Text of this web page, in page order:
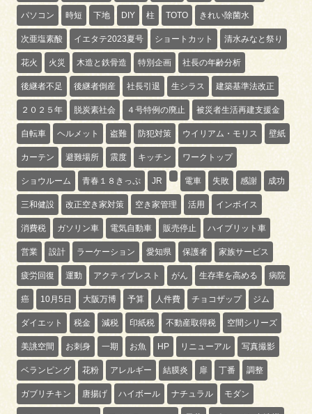
パソコン 時短 下地 DIY 柱 TOTO きれい除菌水
次亜塩素酸 イエタテ2023夏号 ショートカット 清水みなと祭り
花火 火災 木造と鉄骨造 特別企画 社長の年齢分析
後継者不足 後継者倒産 社長引退 生シラス 建築基準法改正
２０２５年 脱炭素社会 ４号特例の廃止 被災者生活再建支援金
自転車 ヘルメット 盗難 防犯対策 ウイリアム・モリス 壁紙
カーテン 避難場所 震度 キッチン ワークトップ
ショウルーム 青春１８きっぷ JR 電車 失敗 感謝 成功
三和健設 改正空き家対策 空き家管理 活用 インボイス
消費税 ガソリン車 電気自動車 販売停止 ハイブリット車
営業 設計 ラーケーション 愛知県 保護者 家族サービス
疲労回復 運動 アクティブレスト がん 生存率を高める 病院
癌 10月5日 大阪万博 予算 人件費 チョコザップ ジム
ダイエット 税金 減税 印紙税 不動産取得税 空間シリーズ
美誂空間 お刺身 一期 お魚 HP リニューアル 写真撮影
ベランピング 花粉 アレルギー 結膜炎 扉 丁番 調整
ガブリチキン 唐揚げ ハイボール ナチュラル モダン